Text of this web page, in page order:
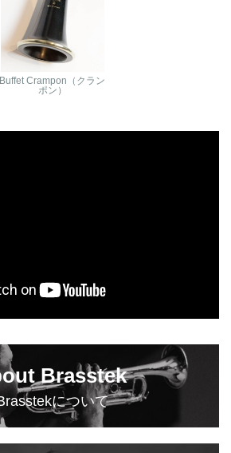
Buffet Crampon（クラン
ポン）
Brasstek
について